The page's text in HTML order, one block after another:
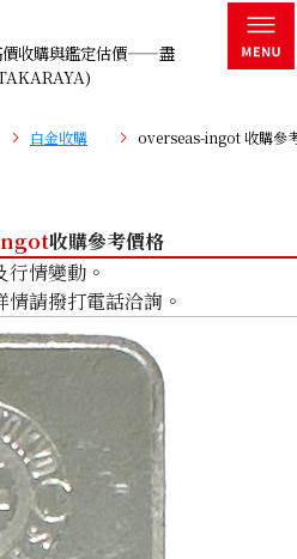
價收購與鑑定估價——盡
白金收購 overseas-ingot 收購參
收購參考價格
行情變動。
請撥打電話洽詢。